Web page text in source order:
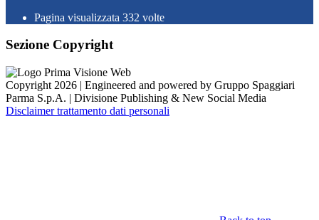
Pagina visualizzata 332 volte
Sezione Copyright
Copyright 2026 | Engineered and powered by Gruppo Spaggiari
Parma S.p.A. | Divisione Publishing & New Social Media
Disclaimer trattamento dati personali